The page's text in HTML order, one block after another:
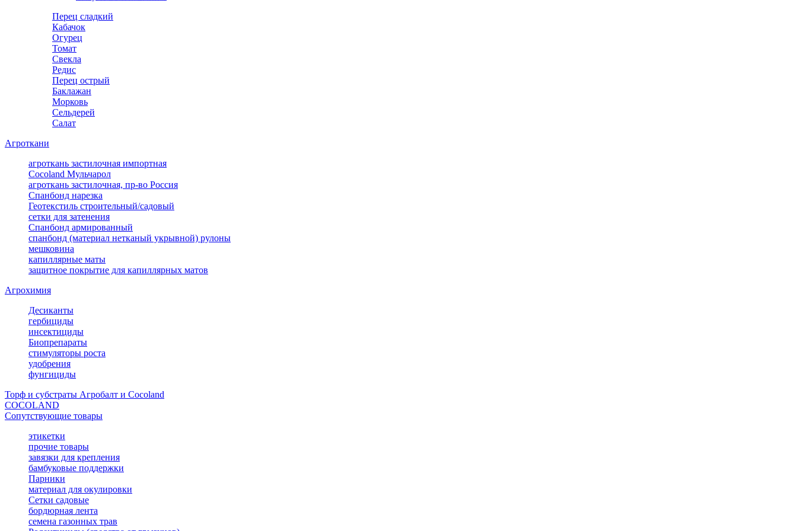
Перец сладкий
Кабачок
Огурец
Томат
Свекла
Редис
Перец острый
Баклажан
Морковь
Сельдерей
Салат
Агроткани
агроткань застилочная импортная
Cocoland Мульчарол
агроткань застилочная, пр-во Россия
Спанбонд нарезка
Геотекстиль строительный/садовый
сетки для затенения
Спанбонд армированный
спанбонд (материал нетканый укрывной) рулоны
мешковина
капиллярные маты
защитное покрытие для капиллярных матов
Агрохимия
Десиканты
гербициды
инсектициды
Биопрепараты
стимуляторы роста
удобрения
фунгициды
Торф и субстраты Агробалт и Cocoland
COCOLAND
Сопутствующие товары
этикетки
прочие товары
завязки для крепления
бамбуковые поддержки
Парники
материал для окулировки
Сетки садовые
бордюрная лента
семена газонных трав